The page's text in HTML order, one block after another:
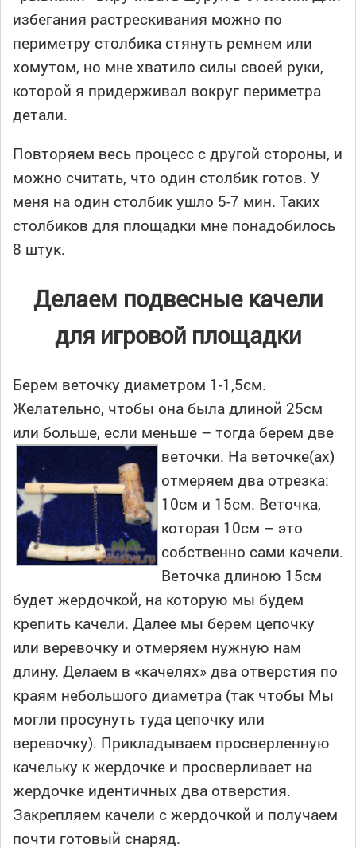
избегания растрескивания можно по
периметру столбика стянуть ремнем или
хомутом, но мне хватило силы своей руки,
которой я придерживал вокруг периметра
детали.
Повторяем весь процесс с другой стороны, и
можно считать, что один столбик готов. У
меня на один столбик ушло 5-7 мин. Таких
столбиков для площадки мне понадобилось
8 штук.
Делаем подвесные качели
для игровой площадки
Берем веточку диаметром 1-1,5см.
Желательно, чтобы она была длиной 25см
или больше, если меньше – тогда берем две
веточки. На веточке(ах)
отмеряем два отрезка:
10см и 15см. Веточка,
которая 10см – это
собственно сами качели.
Веточка длиною 15см
будет жердочкой, на которую мы будем
крепить качели. Далее мы берем цепочку
или веревочку и отмеряем нужную нам
длину. Делаем в «качелях» два отверстия по
краям небольшого диаметра (так чтобы Мы
могли просунуть туда цепочку или
веревочку). Прикладываем просверленную
качельку к жердочке и просверливает на
жердочке идентичных два отверстия.
Закрепляем качели с жердочкой и получаем
почти готовый снаряд.